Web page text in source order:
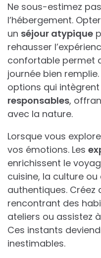
Ne sous-estimez
l’hébergement.
un séjour atypique
rehausser
confortable permet
journée bien
options qui
responsables,
avec la nature.
Lorsque vous
vos émotions. Les
enrichissent le
cuisine, la culture
authentiques. Créez
rencontrant des
ateliers ou assistez
Ces instants
inestimables.